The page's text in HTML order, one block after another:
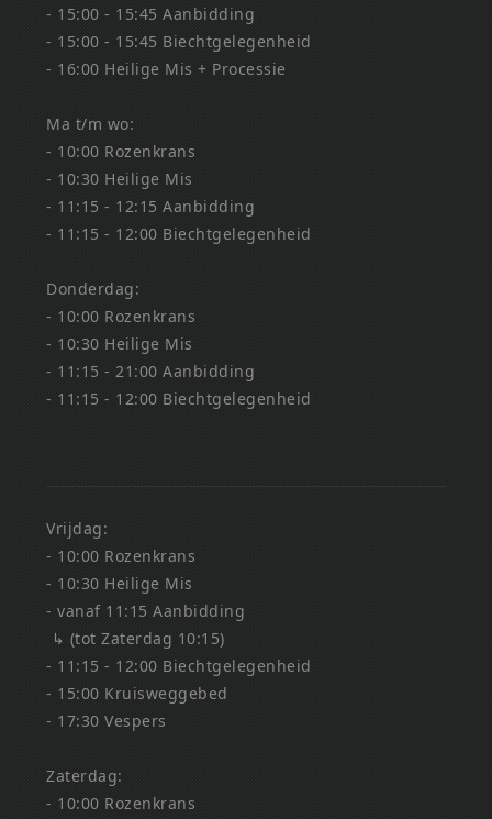
- 15:00 - 15:45 Aanbidding
- 15:00 - 15:45 Biechtgelegenheid
- 16:00 Heilige Mis + Processie
Ma t/m wo:
- 10:00 Rozenkrans
- 10:30 Heilige Mis
- 11:15 - 12:15 Aanbidding
- 11:15 - 12:00 Biechtgelegenheid
Donderdag:
- 10:00 Rozenkrans
- 10:30 Heilige Mis
- 11:15 - 21:00 Aanbidding
- 11:15 - 12:00 Biechtgelegenheid
Vrijdag:
- 10:00 Rozenkrans
- 10:30 Heilige Mis
- vanaf 11:15 Aanbidding
↳ (tot Zaterdag 10:15)
- 11:15 - 12:00 Biechtgelegenheid
- 15:00 Kruisweggebed
- 17:30 Vespers
Zaterdag:
- 10:00 Rozenkrans